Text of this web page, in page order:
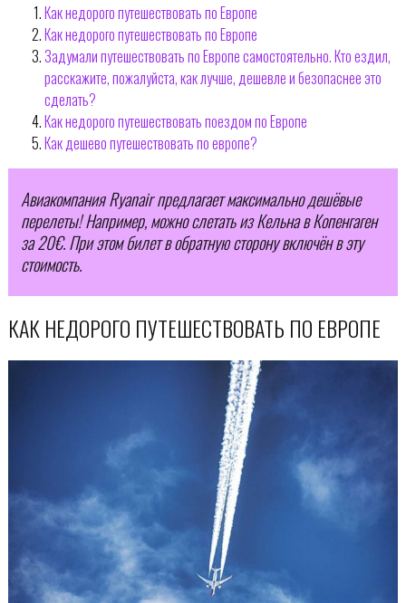
Как недорого путешествовать по Европе
Как недорого путешествовать по Европе
Задумали путешествовать по Европе самостоятельно. Кто ездил,
расскажите, пожалуйста, как лучше, дешевле и безопаснее это
сделать?
Как недорого путешествовать поездом по Европе
Как дешево путешествовать по европе?
Авиакомпания Ryanair предлагает максимально дешёвые
перелеты! Например, можно слетать из Кельна в Копенгаген
за 20€. При этом билет в обратную сторону включён в эту
стоимость.
КАК НЕДОРОГО ПУТЕШЕСТВОВАТЬ ПО ЕВРОПЕ